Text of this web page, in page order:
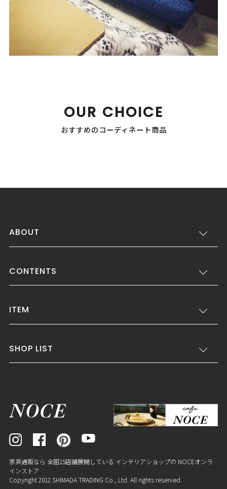
OUR CHOICE
おすすめのコーディネート商品
ABOUT
CONTENTS
ITEM
SHOP LIST
家具通販なら 全国15店舗展開している インテリアショップの NOCEオンラ
インストア
Copyright 2012 SHIMADA TRADING Co., Ltd. All rights reserved.